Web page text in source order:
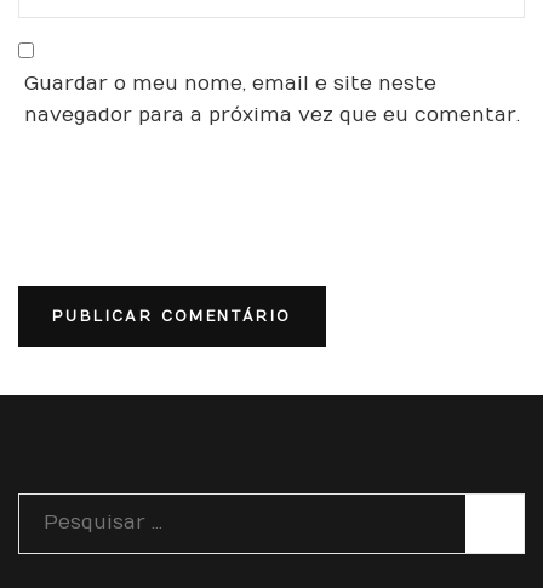
Guardar o meu nome, email e site neste
navegador para a próxima vez que eu comentar.
Pesquisar
por: